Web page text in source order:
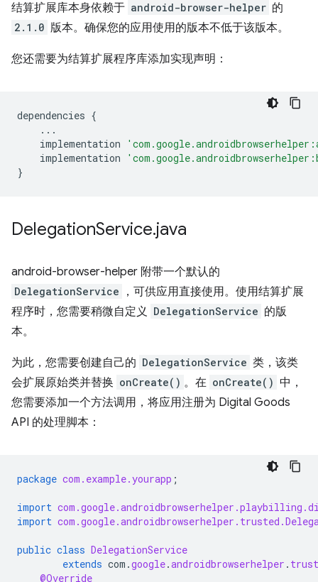
结算扩展库本身依赖于 android-browser-helper 的
2.1.0 版本。确保您的应用使用的版本不低于该版本。
您还需要为结算扩展程序库添加实现声明：
dependencies {
...
implementation
implementation
}
DelegationService.java
android-browser-helper 附带一个默认的
DelegationService
，可供应用直接使用。使用结算扩展
程序时，您需要稍微自定义 DelegationService 的版
本。
为此，您需要创建自己的 DelegationService 类，该类
会扩展原始类并替换 onCreate() 。在 onCreate() 中，
您需要添加一个方法调用，将应用注册为 Digital Goods
API 的处理脚本：
package com.example.yourapp ;
import
import
public class DelegationService
extends com .google.androidbrowserhelper .
@Override